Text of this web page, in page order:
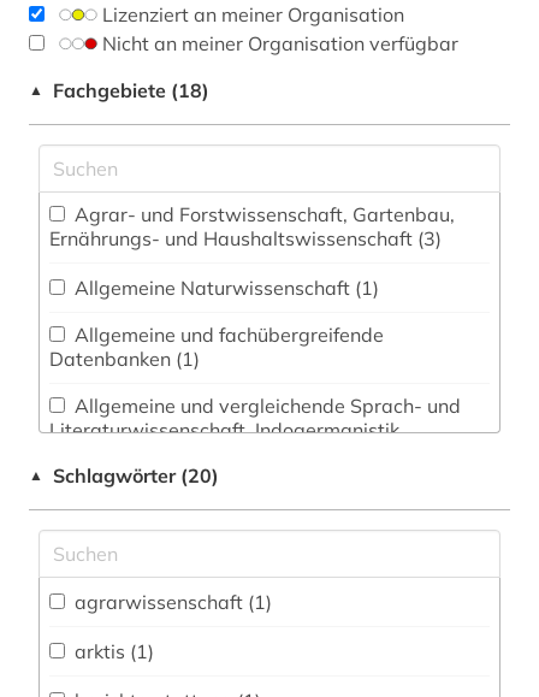
Lizenziert an meiner Organisation
Nicht an meiner Organisation verfügbar
▲ Fachgebiete (18)
Ernährungs- und Haushaltswissenschaft (3)
Allgemeine Naturwissenschaft (1)
Datenbanken (1)
Literaturwissenschaft. Indogermanistik.
Biologie, Biotechnologie (1)
Geographie (1)
▲ Schlagwörter (20)
agrarwissenschaft (1)
arktis (1)